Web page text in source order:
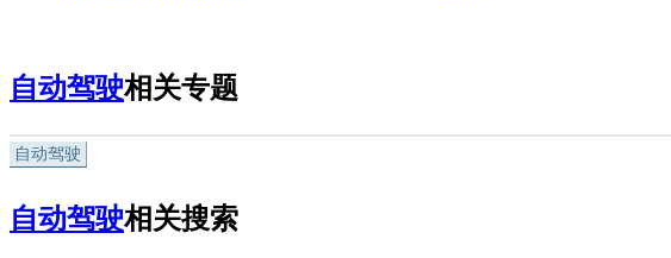
自动驾驶相关专题
自动驾驶
自动驾驶相关搜索